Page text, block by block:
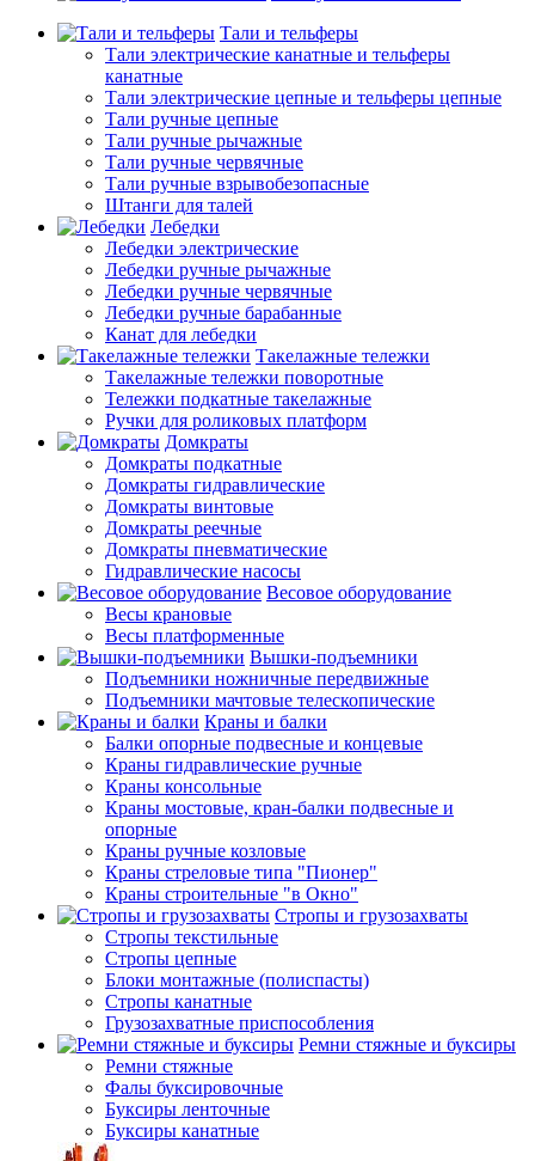
Тали и тельферы
Тали электрические канатные и тельферы
канатные
Тали электрические цепные и тельферы цепные
Тали ручные цепные
Тали ручные рычажные
Тали ручные червячные
Тали ручные взрывобезопасные
Штанги для талей
Лебедки
Лебедки электрические
Лебедки ручные рычажные
Лебедки ручные червячные
Лебедки ручные барабанные
Канат для лебедки
Такелажные тележки
Такелажные тележки поворотные
Тележки подкатные такелажные
Ручки для роликовых платформ
Домкраты
Домкраты подкатные
Домкраты гидравлические
Домкраты винтовые
Домкраты реечные
Домкраты пневматические
Гидравлические насосы
Весовое оборудование
Весы крановые
Весы платформенные
Вышки-подъемники
Подъемники ножничные передвижные
Подъемники мачтовые телескопические
Краны и балки
Балки опорные подвесные и концевые
Краны гидравлические ручные
Краны консольные
Краны мостовые, кран-балки подвесные и
опорные
Краны ручные козловые
Краны стреловые типа "Пионер"
Краны строительные "в Окно"
Стропы и грузозахваты
Стропы текстильные
Стропы цепные
Блоки монтажные (полиспасты)
Стропы канатные
Грузозахватные приспособления
Ремни стяжные и буксиры
Ремни стяжные
Фалы буксировочные
Буксиры ленточные
Буксиры канатные